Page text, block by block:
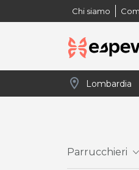
Chi siamo
location_on
Parrucchieri